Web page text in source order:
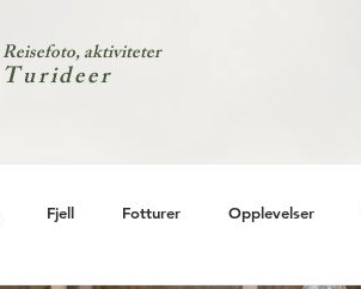
Reisefoto, aktiviteter
Turideer
Fjell Fotturer Opplevelser